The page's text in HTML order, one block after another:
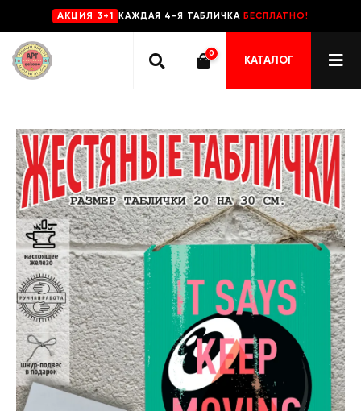
AKЦИЯ 3+1 КАЖДАЯ 4-Я ТАБЛИЧКА БЕСПЛАТНО!
0
КАТАЛОГ